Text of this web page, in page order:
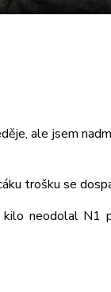
ale jsem
trošku se
neodolal N1